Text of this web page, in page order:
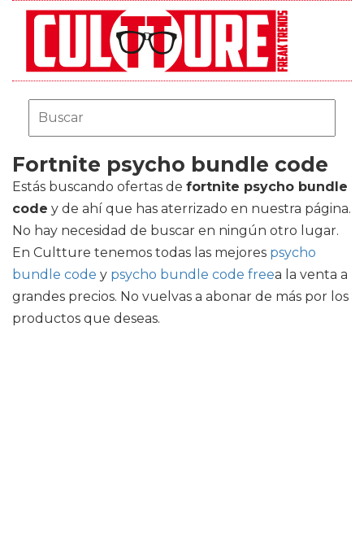
Fortnite psycho bundle code
Estás buscando ofertas de fortnite psycho bundle
code y de ahí que has aterrizado en nuestra página.
No hay necesidad de buscar en ningún otro lugar.
En Cultture tenemos todas las mejores psycho
bundle code y psycho bundle code freea la venta a
grandes precios. No vuelvas a abonar de más por los
productos que deseas.